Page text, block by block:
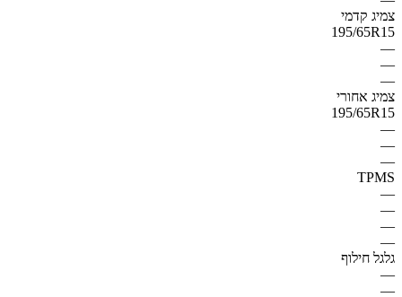
צמיג קדמי
195/65R15
—
—
—
צמיג אחורי
195/65R15
—
—
—
TPMS
—
—
—
—
גלגל חילוף
—
—